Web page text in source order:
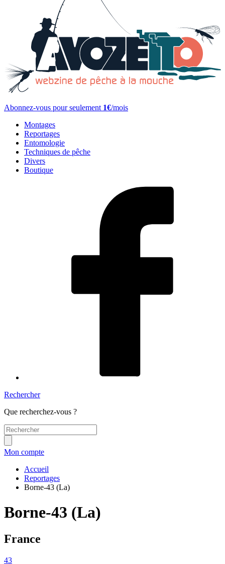
Abonnez-vous pour seulement 1€/mois
Montages
Reportages
Entomologie
Techniques de pêche
Divers
Boutique
Rechercher
Que recherchez-vous ?
Mon compte
Accueil
Reportages
Borne-43 (La)
Borne-43 (La)
France
43